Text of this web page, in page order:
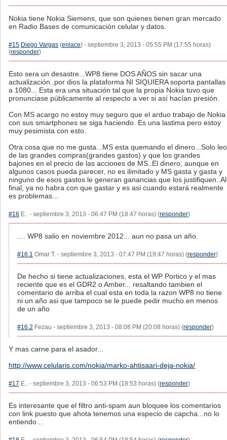
Nokia tiene Nokia Siemens, que son quienes tienen gran mercado
en Radio Bases de comunicación celular y datos.
#15 Diego Vargas (enlace) - septiembre 3, 2013 - 05:55 PM (17:55 horas)
(responder)
Esto sera un desastre...WP8 tiene DOS AÑOS sin sacar una
actualización..por dios la plataforma NI SIQUIERA soporta pantallas
a 1080... Esta era una situación tal que la propia Nokia tuvo que
pronunciase públicamente al respecto a ver si así hacían presión.
Con MS acargo no estoy muy seguro que el arduo trabajo de Nokia
con sus smartphones se siga haciendo. Es una lastima pero estoy
muy pesimista con esto.
Otra cosa que no me gusta...MS esta quemando el dinero...Solo leo
de las grandes compras(grandes gastos) y que los grandes
bajones en el precio de las acciones de MS..El dinero, aunque en
algunos casos pueda parecer, no es ilimitado y MS gasta y gasta y
ninguno de esos gastos le generan ganancias que los justifiquen..Al
final, ya no habra con que gastar y es asi cuando estará realmente
es problemas...
#16 E.. - septiembre 3, 2013 - 06:47 PM (18:47 horas) (responder)
.... WP8 salio en noviembre 2012... aun no pasa un año.
#16.1 Omar T. - septiembre 3, 2013 - 07:47 PM (19:47 horas) (responder)
De hecho si tiene actualizaciones, esta el WP Portico y el mas
reciente que es el GDR2 o Amber... resaltando tambien el
comentario de arriba el cual esta en toda la razon WP8 no tiene
ni un año asi que tampoco se le puede pedir mucho en menos
de un año
#16.2 Fezau - septiembre 3, 2013 - 08:08 PM (20:08 horas) (responder)
Y mas carne para el asador...
http://www.celularis.com/nokia/marko-ahtisaari-deja-nokia/
#17 E.. - septiembre 3, 2013 - 06:53 PM (18:53 horas) (responder)
Es interesante que el filtro anti-spam aun bloquee los comentarios
con link puesto que ahota tenemos una especio de capcha...no lo
entiendo...